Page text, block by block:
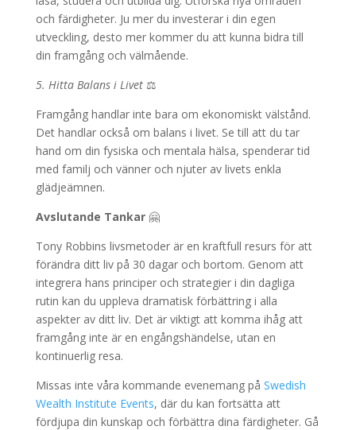
och färdigheter. Ju mer du investerar i din egen
utveckling, desto mer kommer du att kunna bidra till
din framgång och välmående.
5. Hitta Balans i Livet⚖️
Framgång handlar inte bara om ekonomiskt välstånd.
Det handlar också om balans i livet. Se till att du tar
hand om din fysiska och mentala hälsa, spenderar tid
med familj och vänner och njuter av livets enkla
glädjeämnen.
Avslutande Tankar🤗
Tony Robbins livsmetoder är en kraftfull resurs för att
förändra ditt liv på 30 dagar och bortom. Genom att
integrera hans principer och strategier i din dagliga
rutin kan du uppleva dramatisk förbättring i alla
aspekter av ditt liv. Det är viktigt att komma ihåg att
framgång inte är en engångshändelse, utan en
kontinuerlig resa.
Missas inte våra kommande evenemang på Swedish
Wealth Institute Events, där du kan fortsätta att
fördjupa din kunskap och förbättra dina färdigheter. Gå